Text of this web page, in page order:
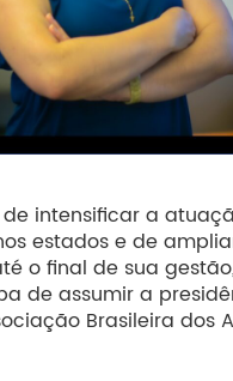
intensificar a
estados e de
o final de sua
de assumir a
Brasileira dos